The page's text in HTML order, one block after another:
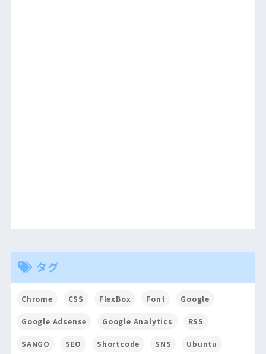
タグ
Chrome CSS FlexBox Font Google
Google Adsense Google Analytics RSS
SANGO SEO Shortcode SNS Ubuntu